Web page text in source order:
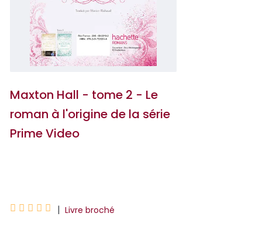
Maxton Hall - tome 2 - Le
roman à l'origine de la série
Prime Video
     | Livre broché